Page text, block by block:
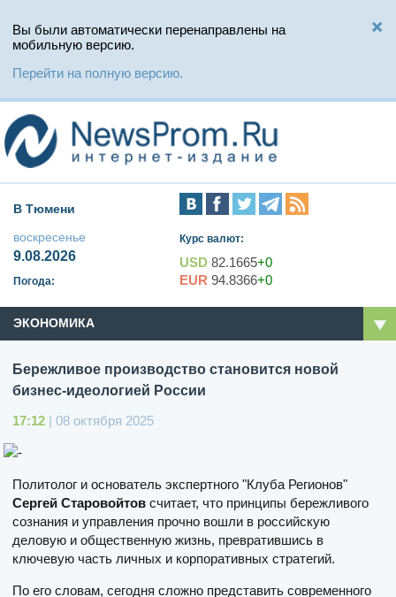
Вы были автоматически перенаправлены на
мобильную версию.
Перейти на полную версию.
В Тюмени
воскресенье
9.08.2026
Погода:
Курс валют:
USD 82.1665+0
EUR 94.8366+0
ЭКОНОМИКА
Бережливое производство становится новой
бизнес-идеологией России
17:12 | 08 октября 2025
Политолог и основатель экспертного "Клуба Регионов"
Сергей Старовойтов считает, что принципы бережливого
сознания и управления прочно вошли в российскую
деловую и общественную жизнь, превратившись в
ключевую часть личных и корпоративных стратегий.
По его словам, сегодня сложно представить современного